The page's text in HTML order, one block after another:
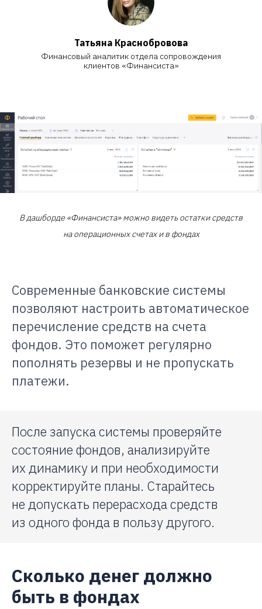
Татьяна Красноброво ва
Финансовый аналитик отдела сопровождения
клиентов «Финансиста»
В дашборде «Финансиста» можно видеть остатки средств
на операционных счетах и в фондах
Современные банковские системы
позволяют настроить автоматическое
перечисление средств на счета
фондов. Это поможет регулярно
пополнять резервы и не пропускать
платежи.
После запуска системы проверяйте
состояние фондов, анализируйте
их динамику и при необходимости
корректируйте планы. Старайтесь
не допускать перерасхода средств
из одного фонда в пользу другого.
Сколько денег должно
быть в фондах